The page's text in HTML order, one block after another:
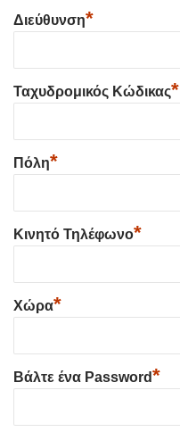
Διεύθυνση*
Ταχυδρομικός Κώδικας*
Πόλη*
Κινητό Τηλέφωνο*
Χώρα*
Βάλτε ένα Password*